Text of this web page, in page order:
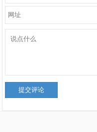
提交评论